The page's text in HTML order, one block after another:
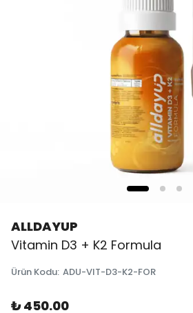
ALLDAYUP
Vitamin D3 + K2 Formula
Ürün Kodu: ADU-VIT-D3-K2-FOR
₺ 450.00